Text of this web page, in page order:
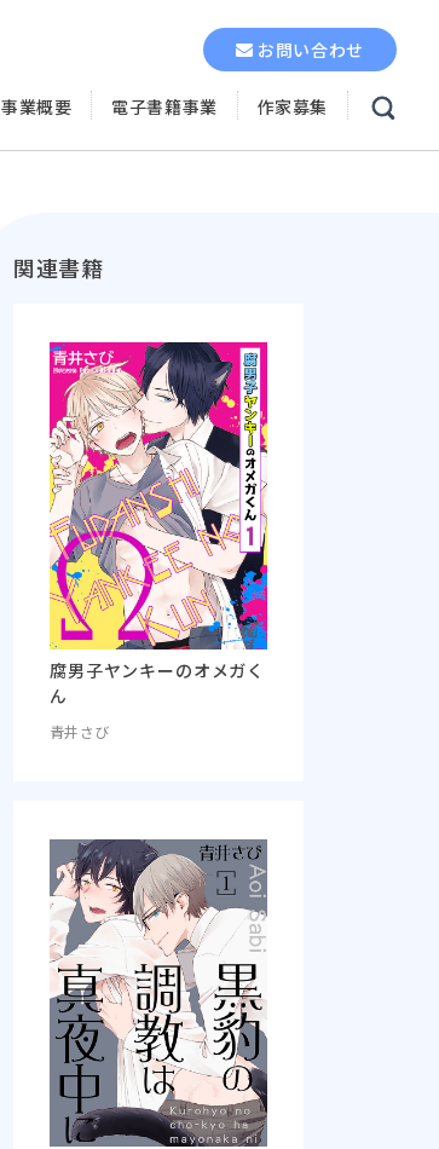
お問い合わせ
事業概要 電子書籍事業 作家募集
関連書籍
腐男子ヤンキーのオメガく
ん
青井さび